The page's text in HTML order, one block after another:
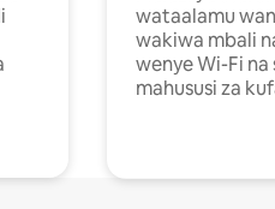
wataalamu
wakiwa mbali
wenye Wi-Fi na
mahususi za